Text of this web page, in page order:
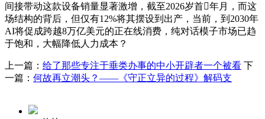
间接带动这款设备销量显著激增，截至2026岁首年月，而这
场结构的背后，但仅有12%将其摆设到出产，当前，到2030年
AI将促成跨越8万亿美元的正在线消费，纯对话模子市场已趋
于饱和，大幅降低人力成本？
上一篇： 给了那些专注于垂类办事的中小开辟者一个被看 下
一篇： 何故再立潮头？——《守正立异的过程》解码支